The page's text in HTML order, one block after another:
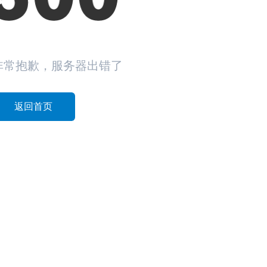
常抱歉，服务器出错了
返回首页